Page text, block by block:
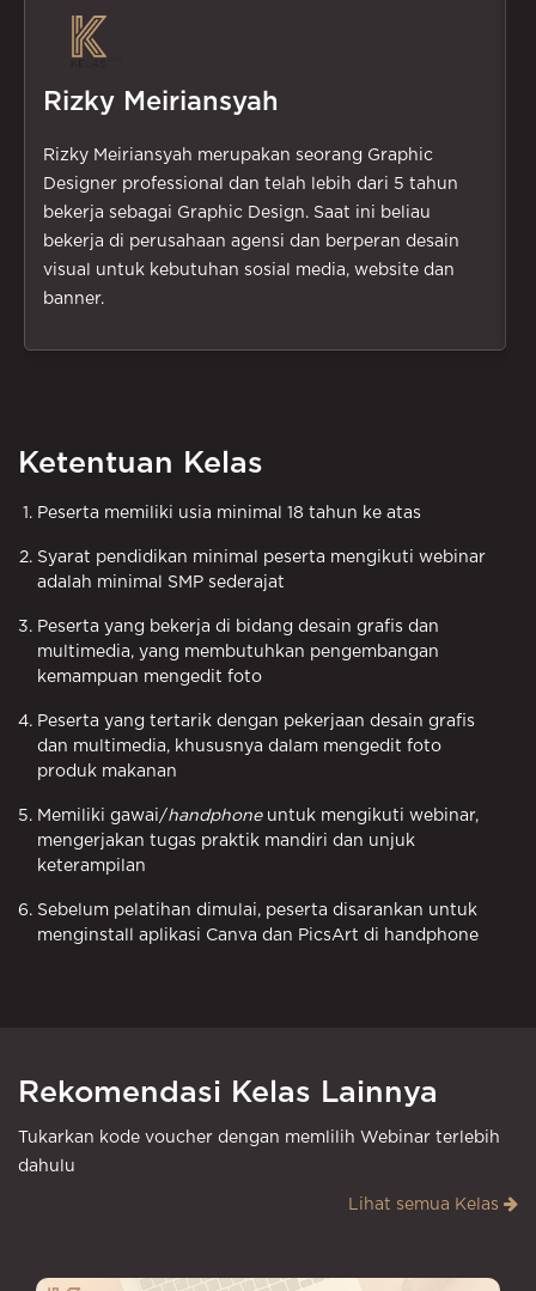
Rizky Meiriansyah
Rizky Meiriansyah merupakan seorang Graphic
Designer professional dan telah lebih dari 5 tahun
bekerja sebagai Graphic Design. Saat ini beliau
bekerja di perusahaan agensi dan berperan desain
visual untuk kebutuhan sosial media, website dan
banner.
Ketentuan Kelas
Peserta memiliki usia minimal 18 tahun ke atas
Syarat pendidikan minimal peserta mengikuti webinar
adalah minimal SMP sederajat
Peserta yang bekerja di bidang desain grafis dan
multimedia, yang membutuhkan pengembangan
kemampuan mengedit foto
Peserta yang tertarik dengan pekerjaan desain grafis
dan multimedia, khususnya dalam mengedit foto
produk makanan
Memiliki gawai/handphoneuntuk mengikuti webinar,
mengerjakan tugas praktik mandiri dan unjuk
keterampilan
Sebelum pelatihan dimulai, peserta disarankan untuk
menginstall aplikasi Canva dan PicsArt di handphone
Rekomendasi Kelas Lainnya
Tukarkan kode voucher dengan memlilih Webinar terlebih
dahulu
Lihat semua Kelas